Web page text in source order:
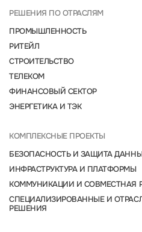
РЕШЕНИЯ ПО ОТРАСЛЯМ
ПРОМЫШЛЕННОСТЬ
РИТЕЙЛ
СТРОИТЕЛЬСТВО
ТЕЛЕКОМ
ФИНАНСОВЫЙ СЕКТОР
ЭНЕРГЕТИКА И ТЭК
КОМПЛЕКСНЫЕ ПРОЕКТЫ
БЕЗОПАСНОСТЬ И ЗАЩИТА
ИНФРАСТРУКТУРА И ПЛАТФОРМЫ
КОММУНИКАЦИИ И СОВМЕСТНАЯ
СПЕЦИАЛИЗИРОВАННЫЕ И
РЕШЕНИЯ